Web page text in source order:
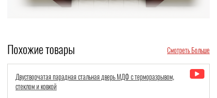
Похожие товары Смотреть Больше
Коричневая входная дверь с терморазрывом, карнизом и